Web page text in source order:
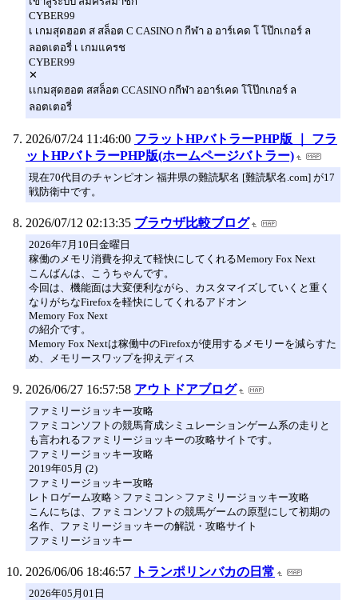
CYBER99
เ เกมสุดฮอต ส สล็อต C CASINO ก กีฬา อ อาร์เคด โ โป๊กเกอร์ ล
ลอตเตอรี่ เ เกมแครช
CYBER99
✕
เเกมสุดฮอต สสล็อต CCASINO กกีฬา ออาร์เคด โโป๊กเกอร์ ล
ลอตเตอรี่
2026/07/24 11:46:00 フラットHPバトラーPHP版 ｜ フラ
ットHPバトラーPHP版(ホームページバトラー)
現在70代目のチャンピオン 福井県の難読駅名 [難読駅名.com] が17
戦防衛中です。
2026/07/12 02:13:35 ブラウザ比較ブログ
2026年7月10日金曜日
稼働のメモリ消費を抑えて軽快にしてくれるMemory Fox Next
こんばんは、こうちゃんです。
今回は、機能面は大変便利ながら、カスタマイズしていくと重く
なりがちなFirefoxを軽快にしてくれるアドオン
Memory Fox Next
の紹介です。
Memory Fox Nextは稼働中のFirefoxが使用するメモリーを減らすた
め、メモリースワップを抑えディス
2026/06/27 16:57:58 アウトドアブログ
ファミリージョッキー攻略
ファミコンソフトの競馬育成シミュレーションゲーム系の走りと
も言われるファミリージョッキーの攻略サイトです。
ファミリージョッキー攻略
2019年05月 (2)
ファミリージョッキー攻略
レトロゲーム攻略 > ファミコン > ファミリージョッキー攻略
こんにちは、ファミコンソフトの競馬ゲームの原型にして初期の
名作、ファミリージョッキーの解説・攻略サイト
ファミリージョッキー
2026/06/06 18:46:57 トランポリンバカの日常
2026年05月01日